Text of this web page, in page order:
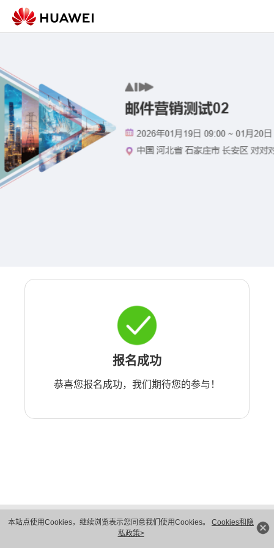
本站点使用Cookies，继续浏览表示您同意我们使用Cookies。 Cookies和隐
私政策>
报名成功
恭喜您报名成功，我们期待您的参与！
版权所有 © 华为技术有限公司 1998-2026。 保留一切权利。粤A2-20044005号
隐私保护